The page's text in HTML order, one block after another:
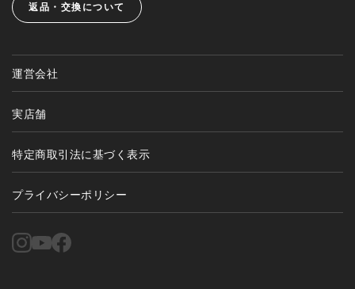
返品・交換について
運営会社
実店舗
特定商取引法に基づく表示
プライバシーポリシー